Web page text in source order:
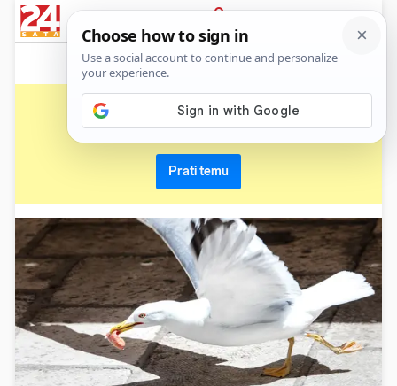
PRIJAVA
News
galeb
Prati temu